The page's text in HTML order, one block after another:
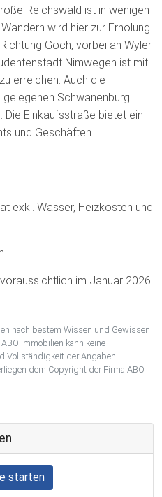
Reichswald ist in wenigen
wird hier zur Erholung.
Goch, vorbei an Wyler
Nimwegen ist mit
erreichen. Auch die
Schwanenburg
Die Einkaufsstraße bietet ein
und Geschäften.
exkl. Wasser, Heizkosten und
im Januar 2026.
nach bestem Wissen und Gewissen
Immobilien kann keine
Vollständigkeit der Angaben
dem Copyright der Firma ABO
starten